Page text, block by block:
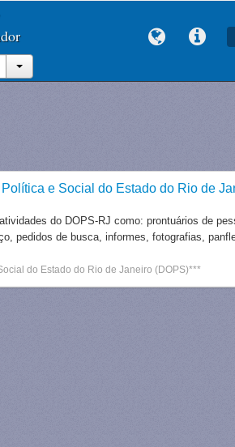
e Social do Estado do Rio de
do DOPS-RJ como: prontuários de
pedidos de busca, informes, fotografias,
do Estado do Rio de Janeiro (DOPS)***